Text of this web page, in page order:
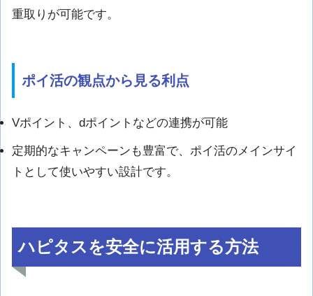
重取りが可能です。
ポイ活の観点から見る利点
Vポイント、dポイントなどの連携が可能
定期的なキャンペーンも豊富で、ポイ活のメインサイ
トとして使いやすい設計です。
ハピタスを安全に活用する方法